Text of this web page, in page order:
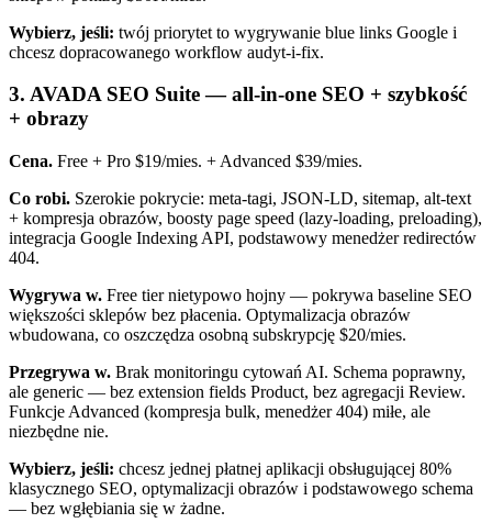
Wybierz, jeśli: twój priorytet to wygrywanie blue links Google i
chcesz dopracowanego workflow audyt-i-fix.
3. AVADA SEO Suite — all-in-one SEO + szybkość
+ obrazy
Cena. Free + Pro $19/mies. + Advanced $39/mies.
Co robi. Szerokie pokrycie: meta-tagi, JSON-LD, sitemap, alt-text
+ kompresja obrazów, boosty page speed (lazy-loading, preloading),
integracja Google Indexing API, podstawowy menedżer redirectów
404.
Wygrywa w. Free tier nietypowo hojny — pokrywa baseline SEO
większości sklepów bez płacenia. Optymalizacja obrazów
wbudowana, co oszczędza osobną subskrypcję $20/mies.
Przegrywa w. Brak monitoringu cytowań AI. Schema poprawny,
ale generic — bez extension fields Product, bez agregacji Review.
Funkcje Advanced (kompresja bulk, menedżer 404) miłe, ale
niezbędne nie.
Wybierz, jeśli: chcesz jednej płatnej aplikacji obsługującej 80%
klasycznego SEO, optymalizacji obrazów i podstawowego schema
— bez wgłębiania się w żadne.